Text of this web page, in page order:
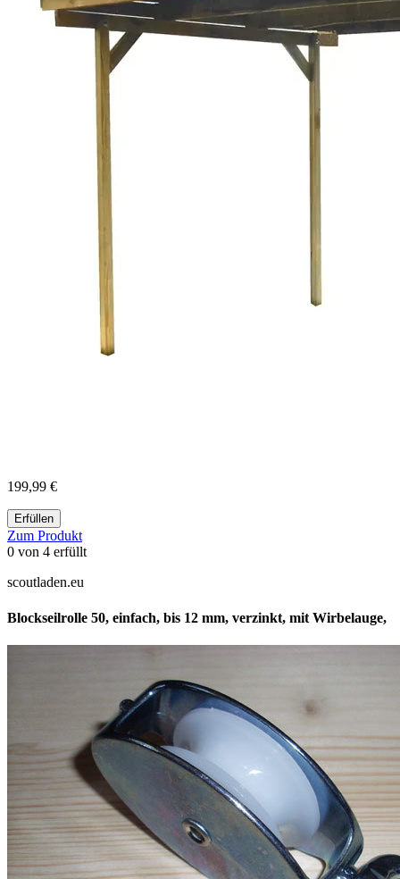
199,99 €
Erfüllen
Zum Produkt
0 von 4 erfüllt
scoutladen.eu
Blockseilrolle 50, einfach, bis 12 mm, verzinkt, mit Wirbelauge,